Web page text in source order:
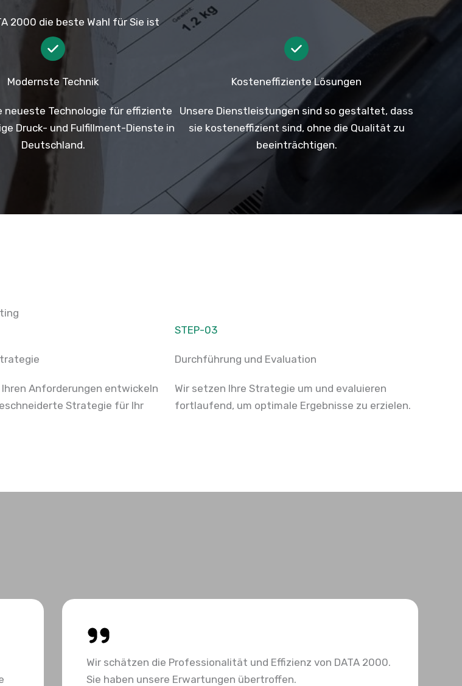
2000 die beste Wahl für Sie ist
Modernste Technik
neueste Technologie für effiziente
Druck- und Fulfillment-Dienste in
Deutschland.
Kosteneffiziente Lösungen
Unsere Dienstleistungen sind so gestaltet, dass
sie kosteneffizient sind, ohne die Qualität zu
beeinträchtigen.
Anforderungen entwickeln
Strategie für Ihr
STEP-03
Durchführung und Evaluation
Wir setzen Ihre Strategie um und evaluieren
fortlaufend, um optimale Ergebnisse zu erzielen.
Wir schätzen die Professionalität und Effizienz von DATA 2000.
Sie haben unsere Erwartungen übertroffen.